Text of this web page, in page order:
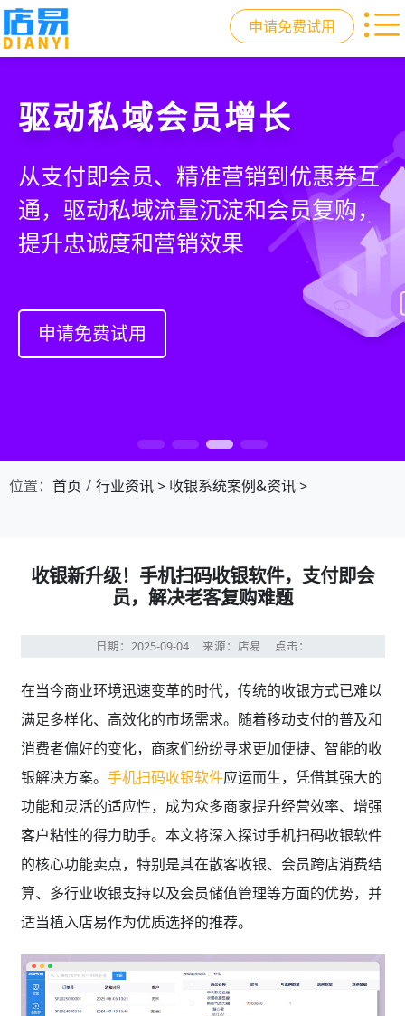
申请免费试用
门店收银，就用店易
智慧收银+商品库存+会员增长+小程序
商城，一套系统解决开店管店及业绩
增长难题
申请免费试用
重塑门店运营体验
从极速收银、全渠道库存同步到订单
统一处理，重构门店运营流程，实现
降本增效与业绩突破
申请免费试用
驱动私域会员增长
从支付即会员、精准营销到优惠券互
通，驱动私域流量沉淀和会员复购，
提升忠诚度和营销效果
申请免费试用
快速拓展生意边界
借助小程序商城、线上引流到线下售
后，打通全域销售渠道，拓展生意边
界，提升顾客体验
申请免费试用
位置： 首页 行业资讯> 收银系统案例&资讯>
收银新升级！手机扫码收银软件，支付即会
员，解决老客复购难题
日期：2025-09-04 来源：店易 点击：
在当今商业环境迅速变革的时代，传统的收银方式已难以
满足多样化、高效化的市场需求。随着移动支付的普及和
消费者偏好的变化，商家们纷纷寻求更加便捷、智能的收
银解决方案。 手机扫码收银软件应运而生，凭借其强大的
功能和灵活的适应性，成为众多商家提升经营效率、增强
客户粘性的得力助手。本文将深入探讨手机扫码收银软件
的核心功能卖点，特别是其在散客收银、会员跨店消费结
算、多行业收银支持以及会员储值管理等方面的优势，并
适当植入店易作为优质选择的推荐。